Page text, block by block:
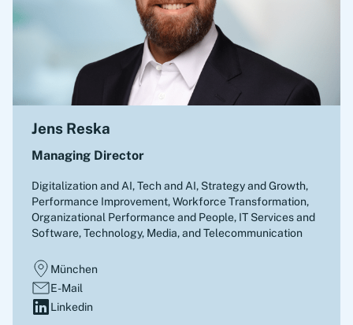
Jens Reska
Managing Director
Digitalization and AI, Tech and AI, Strategy and Growth,
Performance Improvement, Workforce Transformation,
Organizational Performance and People, IT Services and
Software, Technology, Media, and Telecommunication
München
E-Mail
Linkedin